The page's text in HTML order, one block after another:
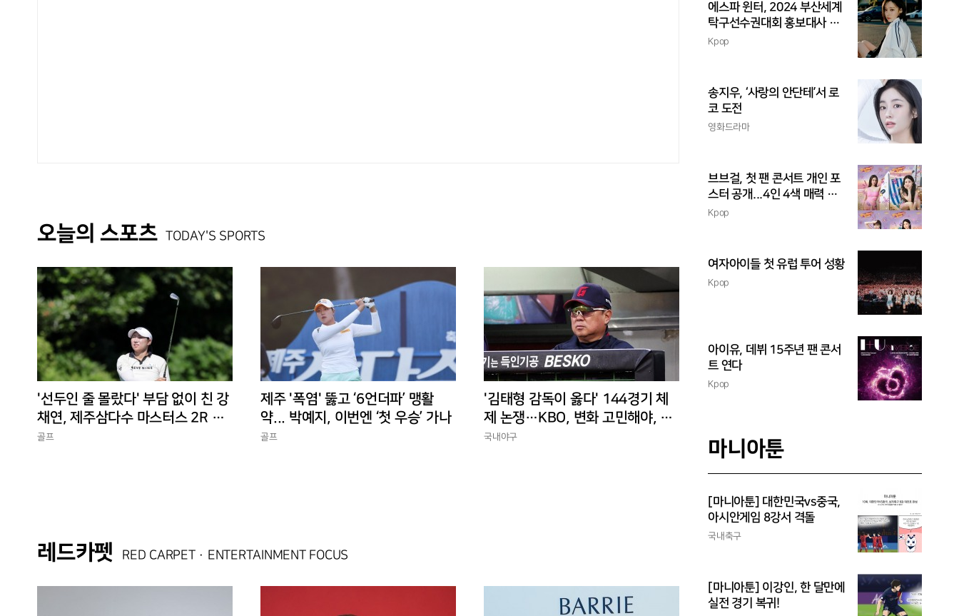
오늘의 스포츠 TODAY'S SPORTS
'선두인 줄 몰랐다' 부담 없이 친 강
채연, 제주삼다수 마스터스 2R 단
독 선두
골프
제주 '폭염' 뚫고 ‘6언더파’ 맹활
약... 박예지, 이번엔 ‘첫 우승’ 가나
골프
'김태형 감독이 옳다' 144경기 체
제 논쟁…KBO, 변화 고민해야, 환
경에 맞는 경기 수가 바람직
국내야구
레드카펫 RED CARPET · ENTERTAINMENT FOCUS
에스파 윈터, 2024 부산세계
탁구선수권대회 홍보대사 위
촉
Kpop
송지우, ‘사랑의 안단테’서 로
코 도전
영화드라마
브브걸, 첫 팬 콘서트 개인 포
스터 공개...4인 4색 매력 발
산
Kpop
여자아이들 첫 유럽 투어 성황
Kpop
아이유, 데뷔 15주년 팬 콘서
트 연다
Kpop
마니아툰
[마니아툰] 대한민국vs중국,
아시안게임 8강서 격돌
국내축구
[마니아툰] 이강인, 한 달만에
실전 경기 복귀!